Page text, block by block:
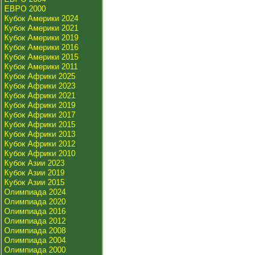
ЕВРО 2000
Кубок Америки 2024
Кубок Америки 2021
Кубок Америки 2019
Кубок Америки 2016
Кубок Америки 2015
Кубок Америки 2011
Кубок Африки 2025
Кубок Африки 2023
Кубок Африки 2021
Кубок Африки 2019
Кубок Африки 2017
Кубок Африки 2015
Кубок Африки 2013
Кубок Африки 2012
Кубок Африки 2010
Кубок Азии 2023
Кубок Азии 2019
Кубок Азии 2015
Олимпиада 2024
Олимпиада 2020
Олимпиада 2016
Олимпиада 2012
Олимпиада 2008
Олимпиада 2004
Олимпиада 2000